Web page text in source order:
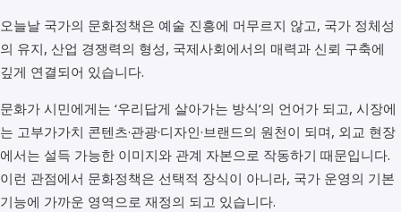
오늘날 국가의 문화정책은 예술 진흥에 머무르지 않고, 국가 정체성
의 유지, 산업 경쟁력의 형성, 국제사회에서의 매력과 신뢰 구축에
깊게 연결되어 있습니다.
문화가 시민에게는 ‘우리답게 살아가는 방식’의 언어가 되고, 시장에
는 고부가가치 콘텐츠·관광·디자인·브랜드의 원천이 되며, 외교 현장
에서는 설득 가능한 이미지와 관계 자본으로 작동하기 때문입니다.
이런 관점에서 문화정책은 선택적 장식이 아니라, 국가 운영의 기본
기능에 가까운 영역으로 재정의 되고 있습니다.